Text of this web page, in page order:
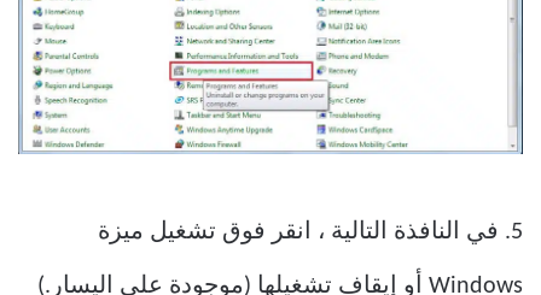
5. في النافذة التالية ، انقر فوق تشغيل ميزة
Windows أو إيقاف تشغيلها (موجودة على اليسار.)